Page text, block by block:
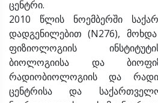
ცენტრი.
2010 წლის ნოემბერში
დადგენილებით (N276), მოხდა
ფიზიოლოგიის
ბიოლოგიისა და
რადიობიოლოგიის და
ცენტრისა და